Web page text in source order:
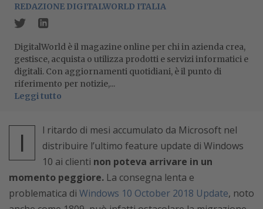
REDAZIONE DIGITALWORLD ITALIA
DigitalWorld è il magazine online per chi in azienda crea,
gestisce, acquista o utilizza prodotti e servizi informatici e
digitali. Con aggiornamenti quotidiani, è il punto di
riferimento per notizie,...
Leggi tutto
I
l ritardo di mesi accumulato da Microsoft nel
distribuire l’ultimo feature update di Windows
10 ai clienti non poteva arrivare in un
momento peggiore. La consegna lenta e
problematica di Windows 10 October 2018 Update, noto